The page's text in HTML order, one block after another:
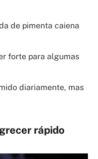
de pimenta caiena
forte para algumas
diariamente, mas
rápido